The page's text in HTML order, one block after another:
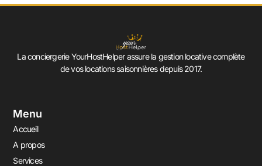
La conciergerie YourHostHelper assure la gestion locative complète
de vos locations saisonnières depuis 2017.
Menu
Accueil
A propos
Services